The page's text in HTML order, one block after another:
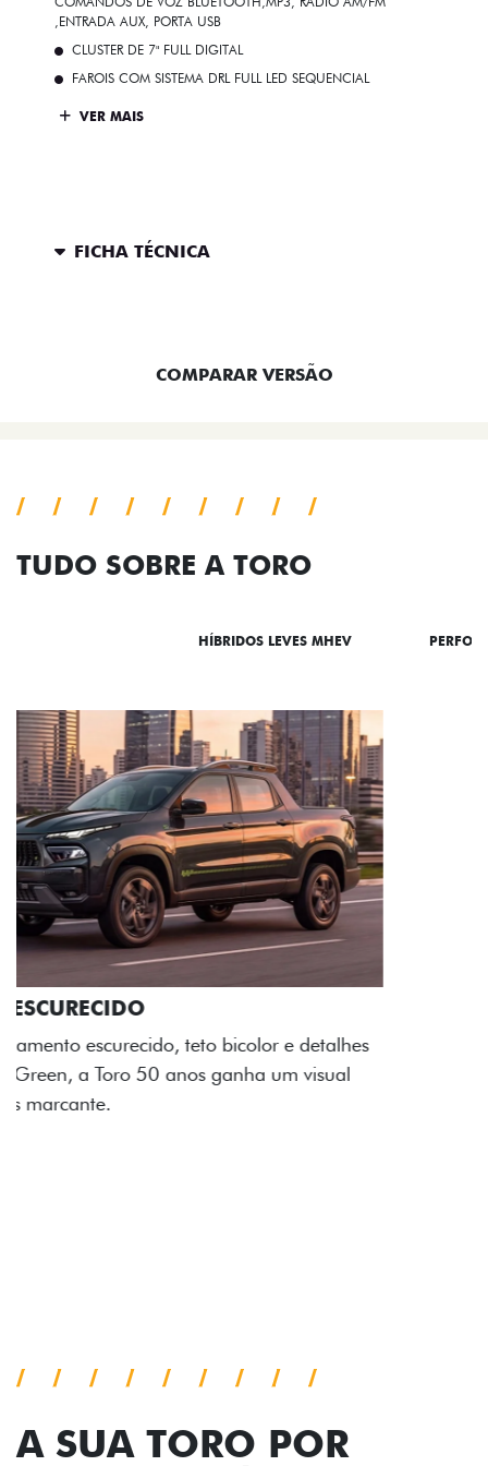
,ENTRADA AUX, PORTA USB
CLUSTER DE 7" FULL DIGITAL
FAROIS COM SISTEMA DRL FULL LED SEQUENCIAL
VER MAIS
FICHA TÉCNICA
COMPARAR VERSÃO
TUDO SOBRE A TORO
HÍBRIDOS LEVES MHEV
ADESIVOS ESTILIZADOS
Os adesivos aplicados no capô e nas laterais
reforçam a identidade única dessa edição para lá de
comemorativa.
TODOS OS ÂNGULOS